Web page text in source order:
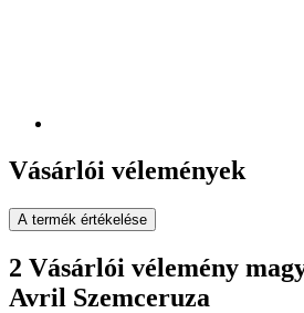
Vásárlói vélemények
A termék értékelése
2 Vásárlói vélemény
Avril Szemceruza